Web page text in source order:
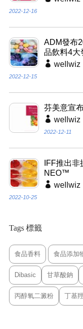
2022-12-16
ADM發布
品飲料4大
wellwiz
2022-12-15
芬美意宣
wellwiz
2022-12-11
IFF推出
NEO™
wellwiz
2022-10-25
Tags 標籤
食品香料 食品添加
Dibasic 甘草酸鈉
丙醇氧二澱粉 丁基